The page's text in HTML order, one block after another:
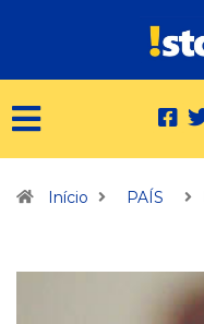
Início PAÍS